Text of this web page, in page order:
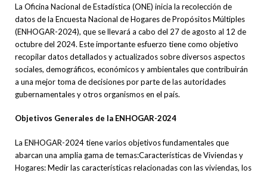
La Oficina Nacional de Estadística (ONE) inicia la recolección de
datos de la Encuesta Nacional de Hogares de Propósitos Múltiples
(ENHOGAR-2024), que se llevará a cabo del 27 de agosto al 12 de
octubre del 2024. Este importante esfuerzo tiene como objetivo
recopilar datos detallados y actualizados sobre diversos aspectos
sociales, demográficos, económicos y ambientales que contribuirán
a una mejor toma de decisiones por parte de las autoridades
gubernamentales y otros organismos en el país.
Objetivos Generales de la ENHOGAR-2024
La ENHOGAR-2024 tiene varios objetivos fundamentales que
abarcan una amplia gama de temas:Características de Viviendas y
Hogares: Medir las características relacionadas con las viviendas, los